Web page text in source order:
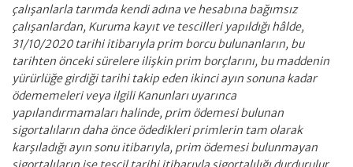
çalışanlarla tarımda kendi adına ve hesabına bağımsız
çalışanlardan, Kuruma kayıt ve tescilleri yapıldığı hâlde,
31/10/2020 tarihi itibarıyla prim borcu bulunanların, bu
tarihten önceki sürelere ilişkin prim borçlarını, bu maddenin
yürürlüğe girdiği tarihi takip eden ikinci ayın sonuna kadar
ödememeleri veya ilgili Kanunları uyarınca
yapılandırmamaları halinde, prim ödemesi bulunan
sigortalıların daha önce ödedikleri primlerin tam olarak
karşıladığı ayın sonu itibarıyla, prim ödemesi bulunmayan